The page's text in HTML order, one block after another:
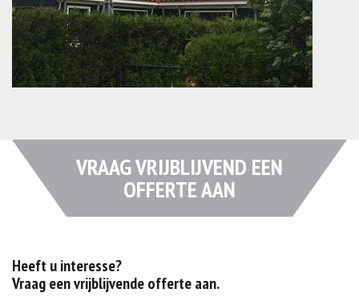
VRAAG VRIJBLIJVEND EEN
OFFERTE AAN
Heeft u interesse?
Vraag een vrijblijvende offerte aan.